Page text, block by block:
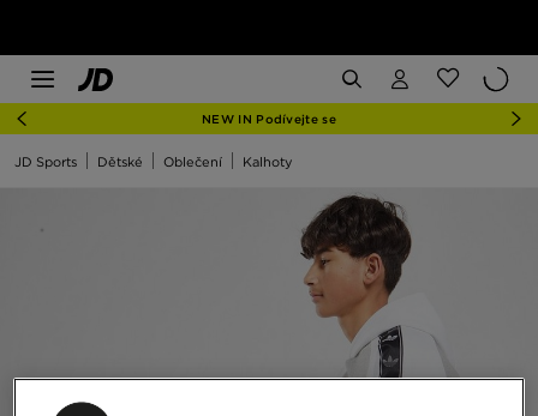
NEW IN Podívejte se
JD Sports Dětské Oblečení Kalhoty